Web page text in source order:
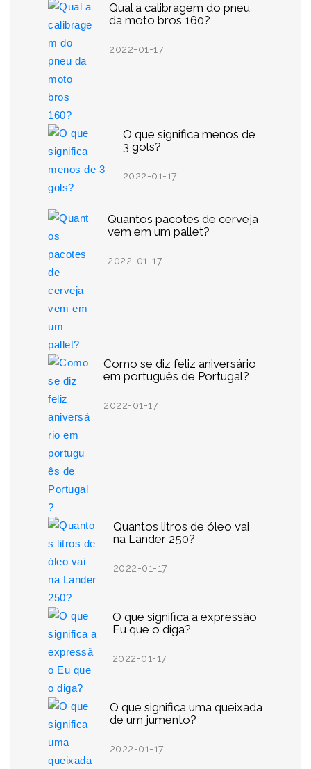
Qual a calibragem do pneu
da moto bros 160?
2022-01-17
O que significa menos de
3 gols?
2022-01-17
Quantos pacotes de cerveja
vem em um pallet?
2022-01-17
Como se diz feliz aniversário
em português de Portugal?
2022-01-17
Quantos litros de óleo vai
na Lander 250?
2022-01-17
O que significa a expressão
Eu que o diga?
2022-01-17
O que significa uma queixada
de um jumento?
2022-01-17